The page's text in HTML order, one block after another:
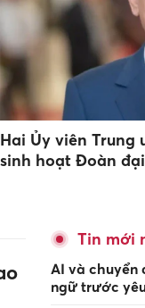
Hai Ủy viên Trung
sinh hoạt Đoàn
Tin mới
AI và chuyển
ngữ trước